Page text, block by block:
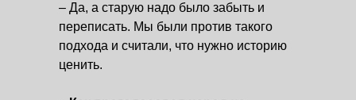
– Да, а старую надо было забыть и
переписать. Мы были против такого
подхода и считали, что нужно историю
ценить.